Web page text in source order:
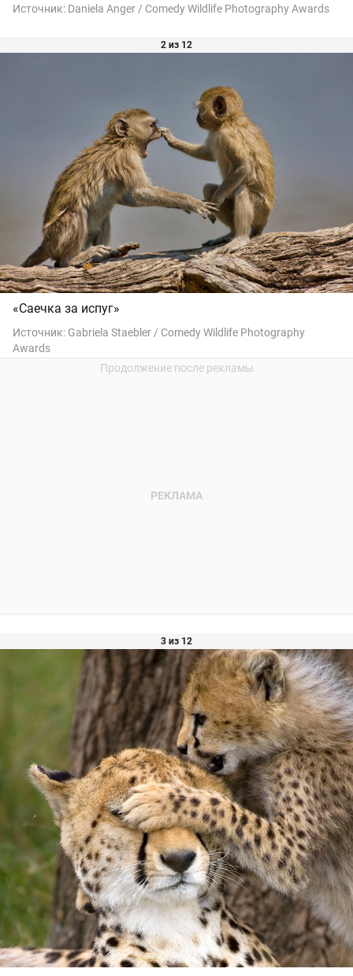
Источник: Daniela Anger / Comedy Wildlife Photography Awards
2 из 12
«Саечка за испуг»
Источник: Gabriela Staebler / Comedy Wildlife Photography
Awards
3 из 12